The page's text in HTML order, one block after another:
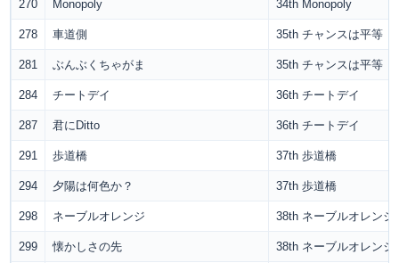
270 Monopoly 34th Monopoly
278 車道側 35th チャンスは平等
281 ぶんぶくちゃがま 35th チャンスは平等
284 チートデイ 36th チートデイ
287 君にDitto 36th チートデイ
291 歩道橋 37th 歩道橋
294 夕陽は何色か？ 37th 歩道橋
298 ネーブルオレンジ 38th ネーブルオレンジ
299 懐かしさの先 38th ネーブルオレンジ